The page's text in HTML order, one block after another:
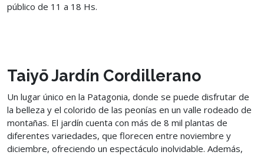
público de 11 a 18 Hs.
Taiyō Jardín Cordillerano
Un lugar único en la Patagonia, donde se puede disfrutar de
la belleza y el colorido de las peonías en un valle rodeado de
montañas. El jardín cuenta con más de 8 mil plantas de
diferentes variedades, que florecen entre noviembre y
diciembre, ofreciendo un espectáculo inolvidable. Además,